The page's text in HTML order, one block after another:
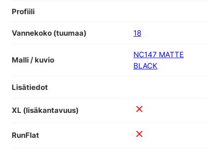
Profiili
Vannekoko (tuumaa) 18
Malli / kuvio
NC147 MATTE
BLACK
Lisätiedot
XL (lisäkantavuus)
RunFlat